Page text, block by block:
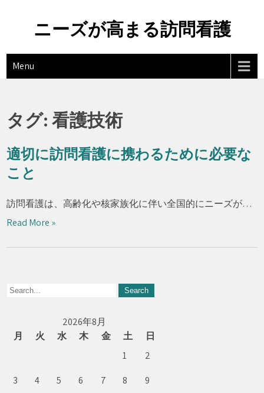
ニーズが高まる訪問看護
Menu
タグ:看護技術
適切に訪問看護に携わるために必要な
こと
訪問看護は、高齢化や核家族化に伴い全国的にニーズが…
Read More »
2026年8月
月
火 水 木 金 土
日
1
2
3
4 5 6 7 8
9